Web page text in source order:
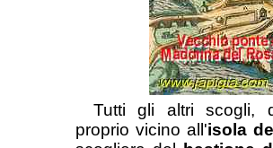
Tutti gli altri scogli,
proprio vicino all'isola